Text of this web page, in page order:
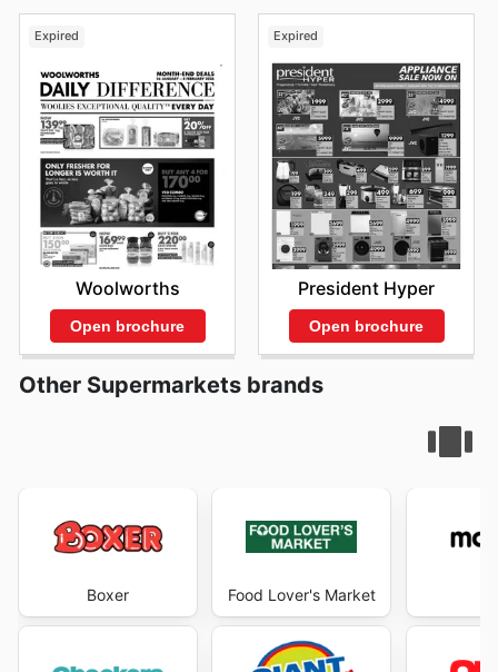
Expired
Woolworths
Open brochure
Expired
President Hyper
Open brochure
Other Supermarkets brands
Boxer Food Lover's Market